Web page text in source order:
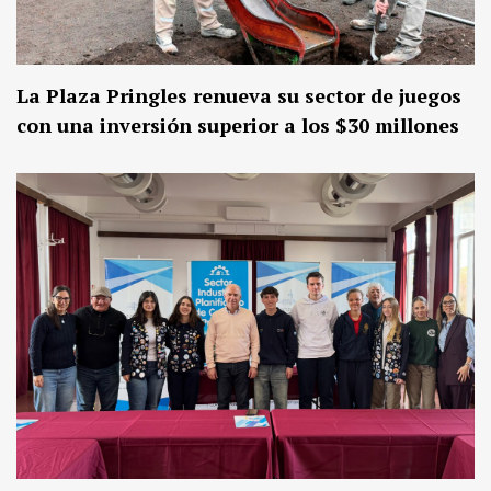
La Plaza Pringles renueva su sector de juegos
con una inversión superior a los $30 millones